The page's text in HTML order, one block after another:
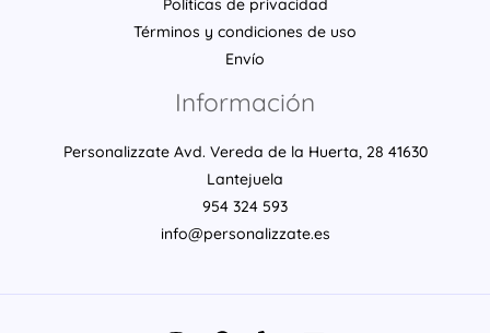
Políticas de privacidad
Términos y condiciones de uso
Envío
Información
Personalizzate Avd. Vereda de la Huerta, 28 41630
Lantejuela
954 324 593
info@personalizzate.es